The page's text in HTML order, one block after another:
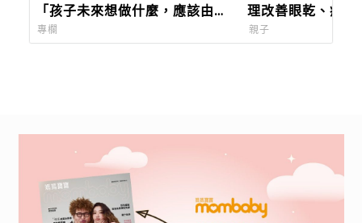
「孩子未來想做什麼，應該由他
們自己決定。」
專欄
理改善眼乾、疲勞
症反覆發作好困擾
親子